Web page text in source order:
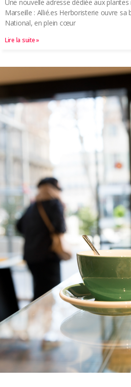
Une nouvelle adresse dédiée aux
Marseille : Allié.es Herboristerie ouvre
National, en plein cœur
Lire la suite »